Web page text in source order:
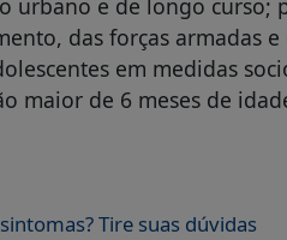
urbano e de longo curso;
das forças armadas
em medidas
maior de 6 meses de
Tire suas dúvidas